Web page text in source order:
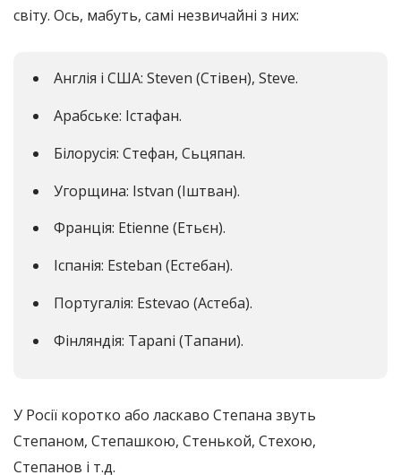
світу. Ось, мабуть, самі незвичайні з них:
Англія і США: Steven (Стівен), Steve.
Арабське: Істафан.
Білорусія: Стефан, Сьцяпан.
Угорщина: Istvan (Іштван).
Франція: Etienne (Етьєн).
Іспанія: Esteban (Естебан).
Португалія: Estevao (Астеба).
Фінляндія: Tapani (Тапани).
У Росії коротко або ласкаво Степана звуть
Степаном, Степашкою, Стенькой, Стехою,
Степанов і т.д.